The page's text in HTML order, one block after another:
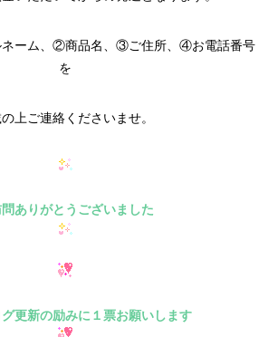
ネーム、②商品名、③ご住所、④お電話番号
を
上ご連絡くださいませ。
ありがとうございました
更新の励みに１票お願いします